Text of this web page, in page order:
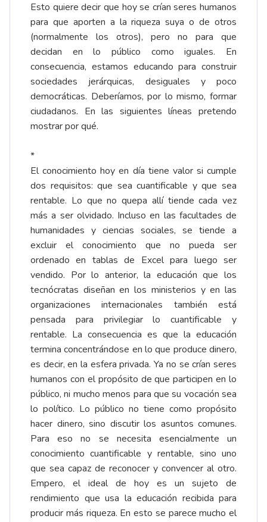
Esto quiere decir que hoy se crían seres humanos
para que aporten a la riqueza suya o de otros
(normalmente los otros), pero no para que
decidan en lo público como iguales. En
consecuencia, estamos educando para construir
sociedades jerárquicas, desiguales y poco
democráticas. Deberíamos, por lo mismo, formar
ciudadanos. En las siguientes líneas pretendo
mostrar por qué.
*
El conocimiento hoy en día tiene valor si cumple
dos requisitos: que sea cuantificable y que sea
rentable. Lo que no quepa allí tiende cada vez
más a ser olvidado. Incluso en las facultades de
humanidades y ciencias sociales, se tiende a
excluir el conocimiento que no pueda ser
ordenado en tablas de Excel para luego ser
vendido. Por lo anterior, la educación que los
tecnócratas diseñan en los ministerios y en las
organizaciones internacionales también está
pensada para privilegiar lo cuantificable y
rentable. La consecuencia es que la educación
termina concentrándose en lo que produce dinero,
es decir, en la esfera privada. Ya no se crían seres
humanos con el propósito de que participen en lo
público, ni mucho menos para que su vocación sea
lo político. Lo público no tiene como propósito
hacer dinero, sino discutir los asuntos comunes.
Para eso no se necesita esencialmente un
conocimiento cuantificable y rentable, sino uno
que sea capaz de reconocer y convencer al otro.
Empero, el ideal de hoy es un sujeto de
rendimiento que usa la educación recibida para
producir más riqueza. En esto se parece mucho el